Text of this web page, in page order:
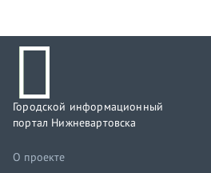
Городской информационный
портал Нижневартовска
О проекте